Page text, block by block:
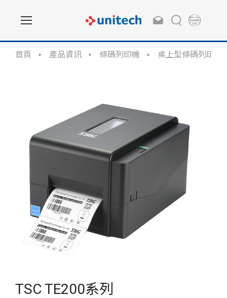
首頁 產品資訊 條碼列印機 桌上型條碼列印機
TSC TE200系列